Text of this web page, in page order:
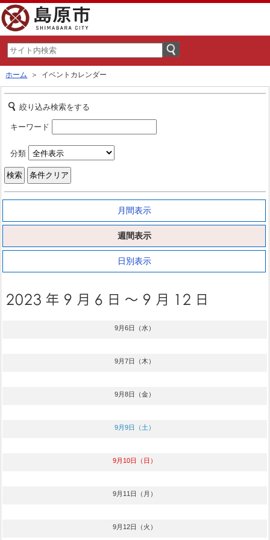
ホーム ＞ イベントカレンダー
絞り込み検索をする
キーワード
分類
月間表示
週間表示
日別表示
9月6日（水）
9月7日（木）
9月8日（金）
9月9日（土）
9月10日（日）
9月11日（月）
9月12日（火）